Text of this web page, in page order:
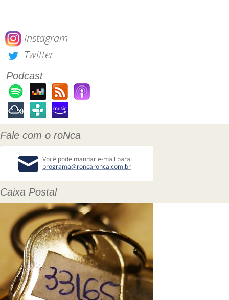
Instagram
Twitter
Podcast
Fale com o roNca
Caixa Postal